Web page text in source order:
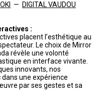
— DIGITAL VAUDOU
:
placent l’esthétique au
Le choix de Mirror
révèle une volonté
en interface vivante.
innovants, nos
une expérience
par ses gestes et sa